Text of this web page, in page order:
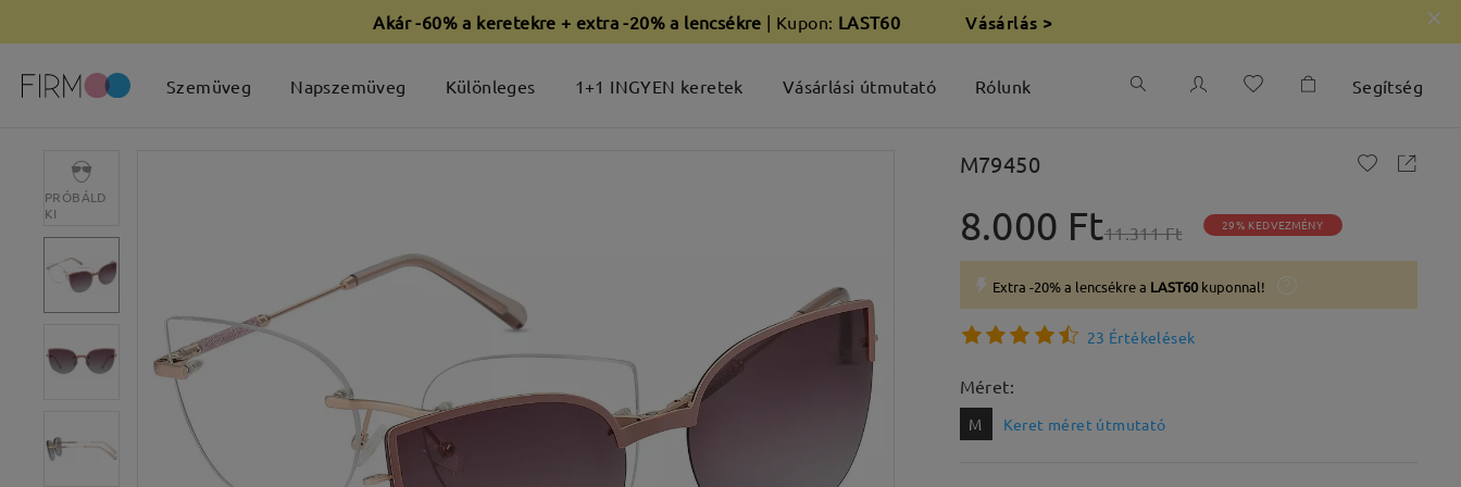
Akár -60% a keretekre + extra -20% a lencsékre | Kupon: LAST60 Vásárlás >
Szemüveg Napszemüveg Különleges 1+1 INGYEN keretek Vásárlási útmutató Rólunk Segítség
PRÓBÁLD
KI
M79450
8.000 Ft11.311 Ft 29% KEDVEZMÉNY
Extra -20% a lencsékre a LAST60 kuponnal!
23 Értékelések
Méret:
M Keret méret útmutató